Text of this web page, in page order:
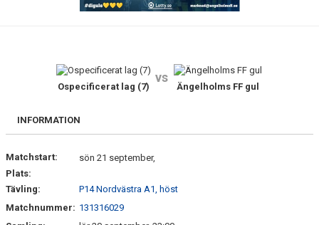
MEDLEMSANMÄLANOspecificerat lag (7)
vs
Ängelholms FF gul
INFORMATION
Matchstart:
sön 21 september,
Plats:
Tävling:
P14 Nordvästra A1, höst
Matchnummer: 131316029